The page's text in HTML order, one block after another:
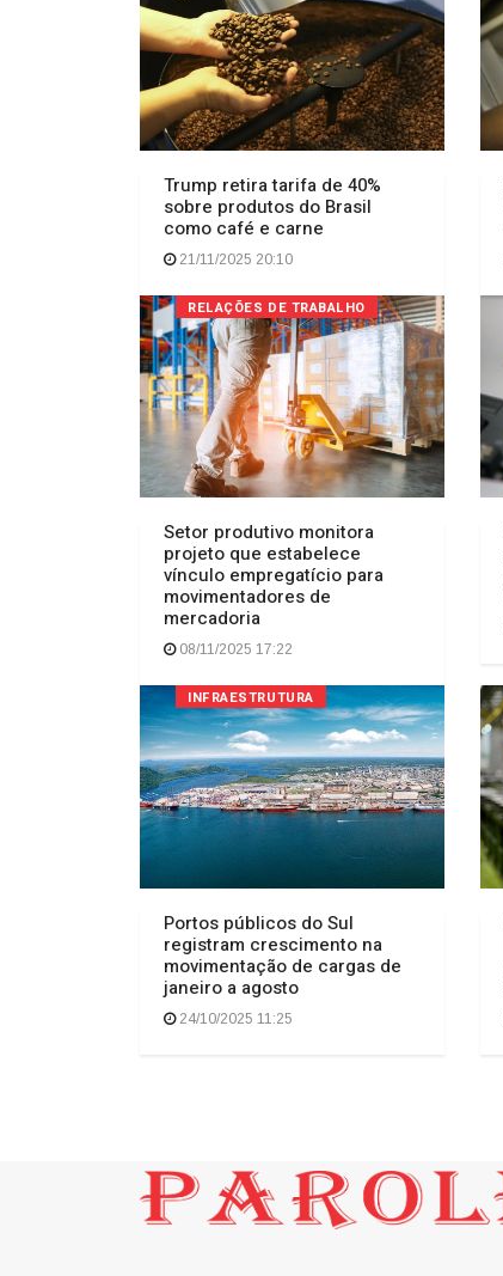
Trump retira tarifa de 40%
sobre produtos do Brasil
como café e carne
21/11/2025 20:10
RELAÇÕES DE TRABALHO
Setor produtivo monitora
projeto que estabelece
vínculo empregatício para
movimentadores de
mercadoria
08/11/2025 17:22
INFRAESTRUTURA
Portos públicos do Sul
registram crescimento na
movimentação de cargas de
janeiro a agosto
24/10/2025 11:25